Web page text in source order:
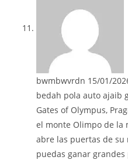
bwmbwvrdn 15/01/
bedah pola auto ajaib
Gates of Olympus,
el monte Olimpo de la
abre las puertas de
puedas ganar